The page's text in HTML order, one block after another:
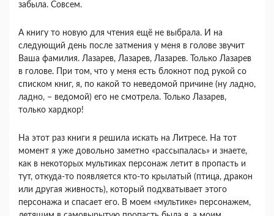
забыла. Совсем.
А книгу то новую для чтения ещё не выбрала. И на
следующий день после затмения у меня в голове звучит
Ваша фамилия. Лазарев, Лазарев, Лазарев. Только Лазарев
в голове. При том, что у меня есть блокнот под рукой со
списком книг, я, по какой то неведомой причине (ну ладно,
ладно, – ведомой) его не смотрела. Только Лазарев,
только хардкор!
На этот раз книги я решила искать на Литресе. На тот
момент я уже довольно заметно «рассыпалась» и знаете,
как в некоторых мультиках персонаж летит в пропасть и
тут, откуда-то появляется кто-то крылатый (птица, дракон
или другая живность), который подхватывает этого
персонажа и спасает его. В моем «мультике» персонажем,